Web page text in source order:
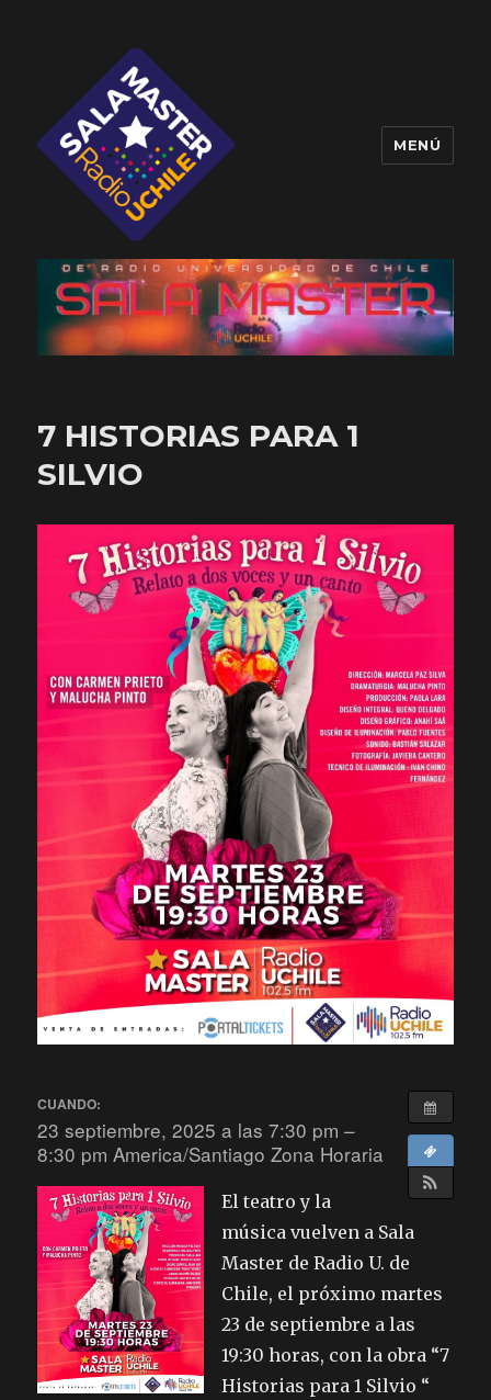
Sala Master
MENÚ
7 HISTORIAS PARA 1
SILVIO
CUANDO:
23 septiembre, 2025 a las 7:30 pm –
8:30 pmAmerica/Santiago Zona Horaria
El teatro y la
música vuelven a Sala
Master de Radio U. de
Chile, el próximo martes
23 de septiembre a las
19:30 horas, con la obra “7
Historias para 1 Silvio “